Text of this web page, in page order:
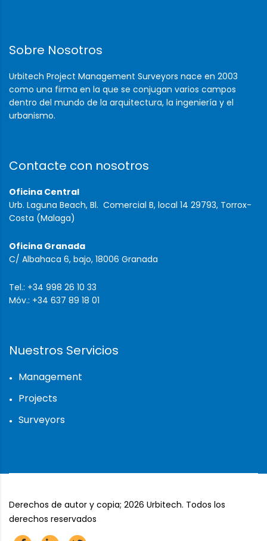
Sobre Nosotros
Urbitech Project Management Surveyors nace en 2003
como una firma en la que se conjugan varios campos
dentro del mundo de la arquitectura, la ingeniería y el
urbanismo.
Contacte con nosotros
Oficina Central
Urb. Laguna Beach, Bl. Comercial B, local 14 29793, Torrox-
Costa (Malaga)
Oficina Granada
C/ Albahaca 6, bajo, 18006 Granada
Tel.: +34 998 26 10 33
Móv.: +34 637 89 18 01
Nuestros Servicios
Management
Projects
Surveyors
Derechos de autor y copia; 2026 Urbitech. Todos los
derechos reservados